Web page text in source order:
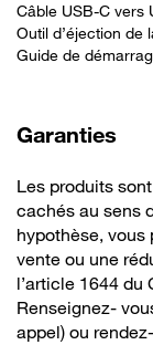
Câble USB-C vers
Outil d’éjection de
Guide de
Garanties
Description
Les produits
cachés au sens
hypothèse,
vente ou une
l’article 1644 du
Renseignez-
appel) ou